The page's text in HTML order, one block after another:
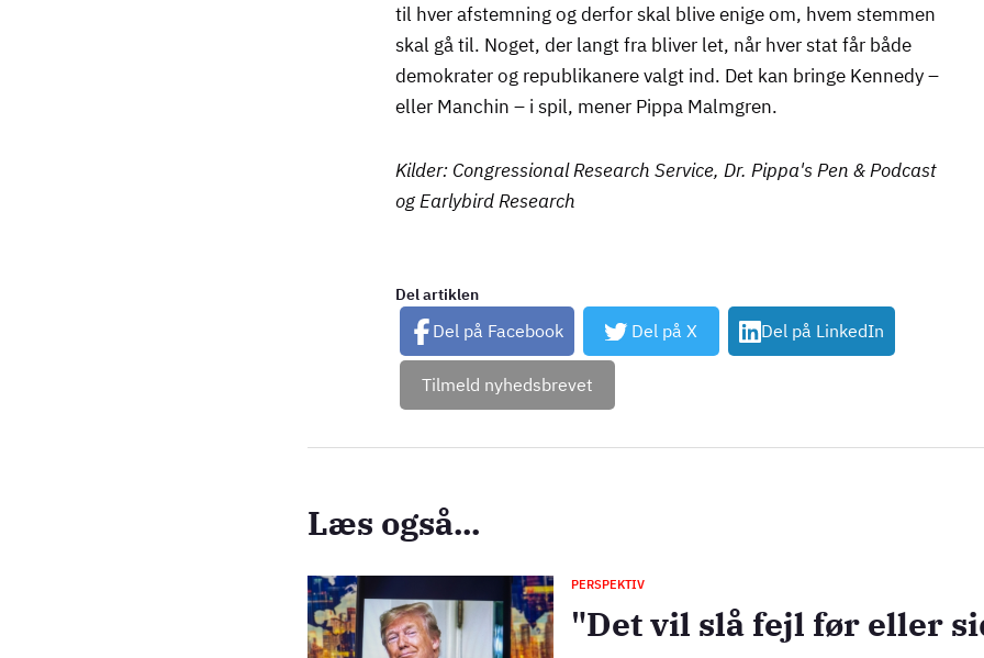
til hver afstemning og derfor skal blive enige om, hvem stemmen
skal gå til. Noget, der langt fra bliver let, når hver stat får både
demokrater og republikanere valgt ind. Det kan bringe Kennedy –
eller Manchin – i spil, mener Pippa Malmgren.
Kilder: Congressional Research Service, Dr. Pippa's Pen & Podcast
og Earlybird Research
Del artiklen
Del på Facebook Del på X Del på LinkedIn
Tilmeld nyhedsbrevet
Læs også...
Billede PERSPEKTIV
"Det vil slå fejl før eller